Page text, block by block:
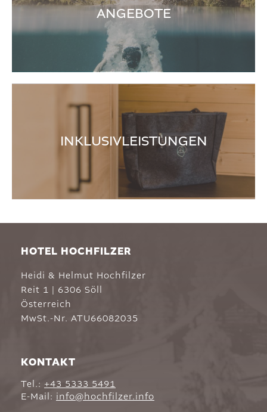
ANGEBOTE
INKLUSIVLEISTUNGEN
HOTEL HOCHFILZER
Heidi & Helmut Hochfilzer
Reit 1 | 6306 Söll
Österreich
MwSt.-Nr. ATU66082035
KONTAKT
Tel.: +43 5333 5491
E-Mail: info@hochfilzer.info